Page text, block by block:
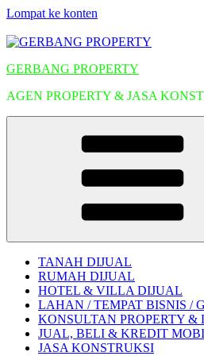
Lompat ke konten
GERBANG PROPERTY
AGEN PROPERTY & JASA
TANAH DIJUAL
RUMAH DIJUAL
HOTEL & VILLA DIJUAL
LAHAN / TEMPAT BISNIS /
KONSULTAN PROPERTY &
JUAL, BELI & KREDIT
JASA KONSTRUKSI